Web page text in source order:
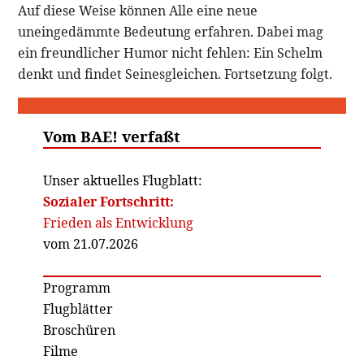
Auf diese Weise können Alle eine neue
uneingedämmte Bedeutung erfahren. Dabei mag
ein freundlicher Humor nicht fehlen: Ein Schelm
denkt und findet Seinesgleichen. Fortsetzung folgt.
Vom BAE! verfaßt
Unser aktuelles Flugblatt:
Sozialer Fortschritt:
Frieden als Entwicklung
vom 21.07.2026
Programm
Flugblätter
Broschüren
Filme